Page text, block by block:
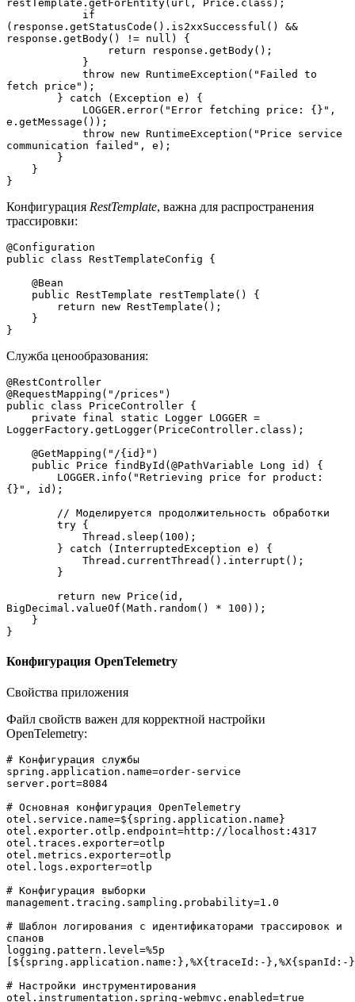
restTemplate.getForEntity(url, Price.class);
(response.getStatusCode().is2xxSuccessful() &&
response.getBody() != null) {
                return response.getBody();
            }
fetch price");
        } catch (Exception e) {
e.getMessage());
communication failed", e);
        }
    }
}
Конфигурация RestTemplate, важна для распространения
трассировки:
@Configuration
public class RestTemplateConfig {
    @Bean
    public RestTemplate restTemplate() {
        return new RestTemplate();
    }
}
Служба ценообразования:
@RestController
@RequestMapping("/prices")
public class PriceController {
LoggerFactory.getLogger(PriceController.class);
    @GetMapping("/{id}")
    public Price findById(@PathVariable Long id) {
{}", id);
        // Моделируется продолжительность обработки
        try {
            Thread.sleep(100);
        } catch (InterruptedException e) {
            Thread.currentThread().interrupt();
        }
BigDecimal.valueOf(Math.random() * 100));
    }
}
Конфигурация OpenTelemetry
Свойства приложения
Файл свойств важен для корректной настройки
OpenTelemetry:
# Конфигурация службы
spring.application.name=order-service
server.port=8084
# Основная конфигурация OpenTelemetry
otel.service.name=${spring.application.name}
otel.exporter.otlp.endpoint=http://localhost:4317
otel.traces.exporter=otlp
otel.metrics.exporter=otlp
otel.logs.exporter=otlp
# Конфигурация выборки
management.tracing.sampling.probability=1.0
# Шаблон логирования с идентификаторами трассировок и
спанов
logging.pattern.level=%5p
[${spring.application.name:},%X{traceId:-},%X{spanId:-
# Настройки инструментирования
otel.instrumentation.spring-webmvc.enabled=true